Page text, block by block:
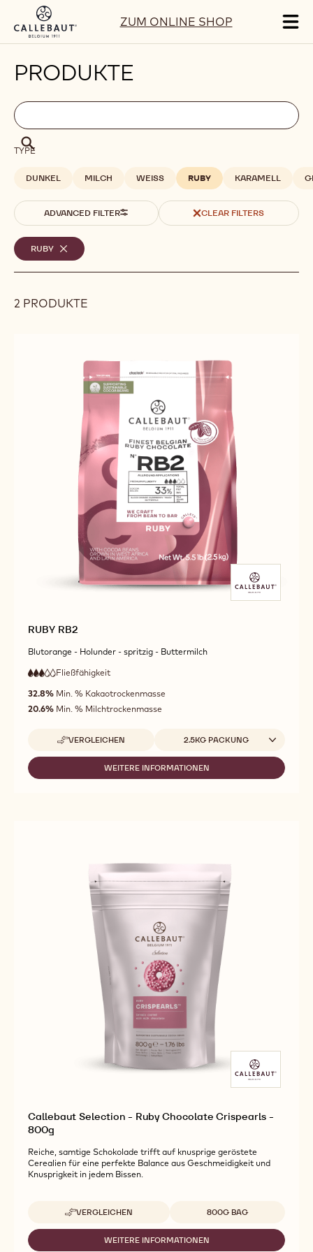
Skip to main contentZUM ONLINE SHOP
PRODUKTE
Filters
Filters:
search
Suche
Suche
TYPE
DUNKEL MILCH WEISS RUBY KARAMELL
ADVANCED FILTER CLEAR FILTERS
Ausgewählte
Filter
RUBY
REMOVE
FILTER
2 PRODUKTE
RUBY RB2
Blutorange - Holunder - spritzig - Buttermilch
3
out
of
Fließfähigkeit
Fließfähigkeit
32.8% Min. % Kakaotrockenmasse
20.6% Min. % Milchtrockenmasse
VERGLEICHEN
-
RUBY
RB2
Verfügbare Verpackungsgrößen
2.5KG PACKUNG
WEITERE INFORMATIONEN
-
Callebaut Selection - Ruby Chocolate Crispearls -
800g
Reiche, samtige Schokolade trifft auf knusprige geröstete
Cerealien für eine perfekte Balance aus Geschmeidigkeit und
Knusprigkeit in jedem Bissen.
VERGLEICHEN
-
CALLEBAUT
SELECTION
Verfügbare Verpackungsgrößen
800G BAG
WEITERE INFORMATIONEN
-